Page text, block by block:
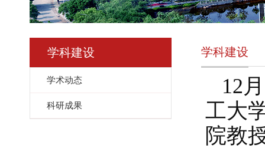
学科建设
学术动态
科研成果
学科建设
12 月
工大
院教